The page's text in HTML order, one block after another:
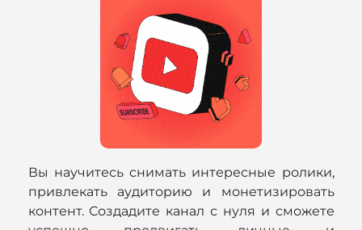
Вы научитесь снимать интересные ролики,
привлекать аудиторию и монетизировать
контент. Создадите канал с нуля и сможете